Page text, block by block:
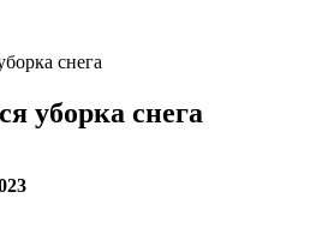
снега
уборка снега